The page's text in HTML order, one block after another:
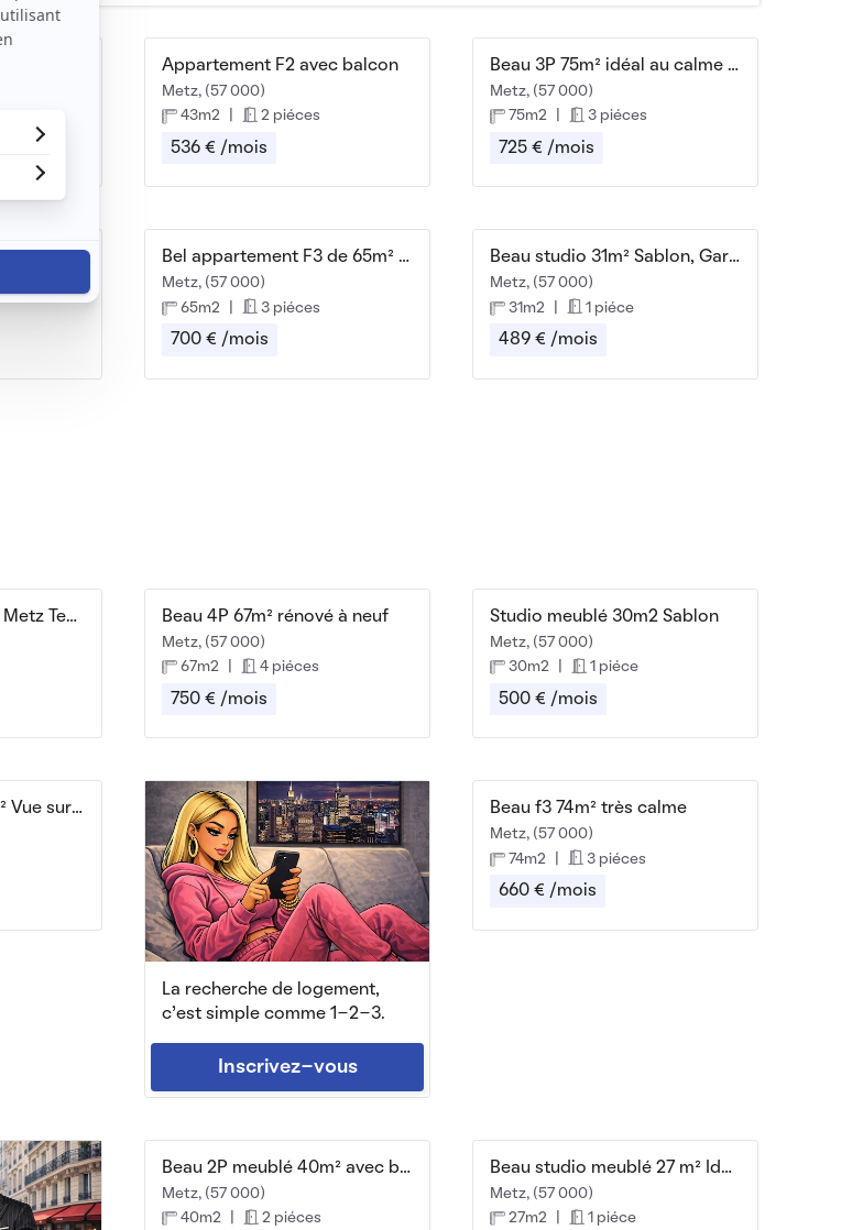
La recherche de logement,
c'est simple comme 1-2-3.
Inscrivez-vous
Appartement F2 avec balcon
Metz, (57 000)
43m2
2 piéces
536 € /mois
Beau 3P 75m² idéal au calme et confortable
Metz, (57 000)
75m2
3 piéces
725 € /mois
Bel appartement F3 de 65m² ensoleillé
Metz, (57 000)
65m2
3 piéces
700 € /mois
Beau studio 31m² Sablon, Gare rénové
Metz, (57 000)
31m2
1 piéce
489 € /mois
F5 de charme à 5mn Metz Technopole Beau 4P 67m² rénové à neuf
Metz, (57 000)
67m2
4 piéces
750 € /mois
Studio meublé 30m2 Sablon
Metz, (57 000)
30m2
1 piéce
500 € /mois
Beau 2P rénové 35m² Vue sur la cathédrale Beau f3 74m² très calme
Metz, (57 000)
74m2
3 piéces
660 € /mois
Beau 2P meublé 40m² avec balcon
Metz, (57 000)
40m2
2 piéces
Beau studio meublé 27 m² Idéal étudiant
Metz, (57 000)
27m2
1 piéce